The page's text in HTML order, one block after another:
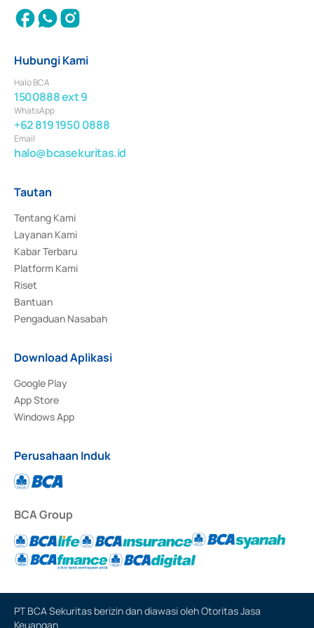
Hubungi Kami
Halo BCA
1500888 ext 9
WhatsApp
+62 819 1950 0888
Email
halo@bcasekuritas.id
Tautan
Tentang Kami
Layanan Kami
Kabar Terbaru
Platform Kami
Riset
Bantuan
Pengaduan Nasabah
Download Aplikasi
Google Play
App Store
Windows App
Perusahaan Induk
BCA Group
PT BCA Sekuritas berizin dan diawasi oleh Otoritas Jasa
Keuangan